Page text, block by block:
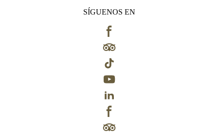
SÍGUENOS EN